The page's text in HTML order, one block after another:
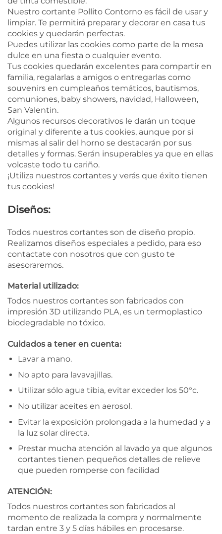
Nuestro cortante Pollito Contorno es fácil de usar y
limpiar. Te permitirá preparar y decorar en casa tus
cookies y quedarán perfectas.
Puedes utilizar las cookies como parte de la mesa
dulce en una fiesta o cualquier evento.
Tus cookies quedarán excelentes para compartir en
familia, regalarlas a amigos o entregarlas como
souvenirs en cumpleaños temáticos, bautismos,
comuniones, baby showers, navidad, Halloween,
San Valentin.
Algunos recursos decorativos le darán un toque
original y diferente a tus cookies, aunque por si
mismas al salir del horno se destacarán por sus
detalles y formas. Serán insuperables ya que en ellas
volcaste todo tu cariño.
¡Utiliza nuestros cortantes y verás que éxito tienen
tus cookies!
Diseños:
Todos nuestros cortantes son de diseño propio.
Realizamos diseños especiales a pedido, para eso
contactate con nosotros que con gusto te
asesoraremos.
Material utilizado:
Todos nuestros cortantes son fabricados con
impresión 3D utilizando PLA, es un termoplastico
biodegradable no tóxico.
Cuidados a tener en cuenta:
Lavar a mano.
No apto para lavavajillas.
Utilizar sólo agua tibia, evitar exceder los 50°c.
No utilizar aceites en aerosol.
Evitar la exposición prolongada a la humedad y a
la luz solar directa.
Prestar mucha atención al lavado ya que algunos
cortantes tienen pequeños detalles de relieve
que pueden romperse con facilidad
ATENCIÓN:
Todos nuestros cortantes son fabricados al
momento de realizada la compra y normalmente
tardan entre 3 y 5 días hábiles en procesarse.